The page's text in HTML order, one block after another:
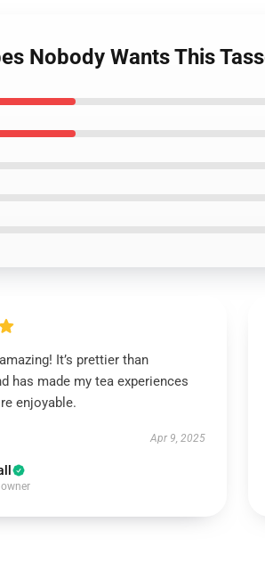
Nobody Wants This
It’s prettier than
has made my tea experiences
enjoyable.
Apr 9, 2025